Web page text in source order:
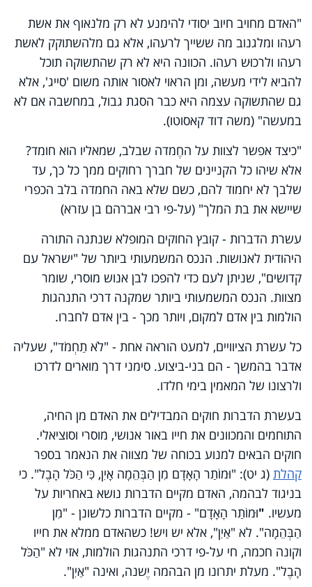
"האדם מחויב חיוב יסודי להימנע לא רק מלנאוף את אשת
רעהו ומלגנוב מה ששייך לרעהו, אלא גם מלהשתוקק לאשת
רעהו ולרכוּש רעהו. הכוונה היא לא רק שהתשוקה תוכל
להביא לידי מעשה, ומן הראוי לאסור אותה משום 'סייג', אלא
גם שהתשוקה עצמה היא כבר הסגת גבול, במחשבה אם לא
במעשה" (משה דוד קאסוטו).
"כיצד אפשר לצוות על החֶמדה שבלב, שמאליו הוא חומד?
אלא שיהו כל הקניינים של חברך רחוקים ממך כל כך, עד
שלבך לא יחמוד להם, כשם שלא באה החמדה בלב הכפרי
שיישא את בת המלך" (על-פי רבי אברהם בן עזרא)
עשרת הדברות - קובץ החוקים המופלא שנתנה התורה
היהודית לאנושות. הנכס המשמעותי ביותר של "ישראל עם
קדושים", שניתן לעם כדי להפכו לבן אנוש מוסרי, שומר
מצוות. הנכס המשמעותי ביותר שמקנה דרכי התנהגות
הולמות בין אדם למקום, ויותר מכך - בין אדם לחברו.
כל עשרת הציוויים, למעט הוראה אחת - "לֹא תַחְמֹד", שעליה
אדבר בהמשך - הם בני-ביצוע. סימני דרך מוארים לדרכו
ולרצונו של המאמין בימי חלדו.
בעשרת הדברות חוקים המבדילים את האדם מן החיה,
התוחמים והמכוונים את חייו באור אנושי, מוסרי וסוציאלי.
חוקים הבאים למנוע בכוחה של מצווה את הנאמר בספר
קהלת (ג יט): "וּמוֹתַר הָאָדָם מִן הַבְּהֵמָה אָיִן, כִּי הַכֹּל הָבֶל". כי
בניגוד לבהמה, האדם מקיים הדברות נושא באחריות על
מעשיו. "וּמוֹתַר הָאָדָם" - מקיים הדברות כלשונן - "מִן
הַבְּהֵמָה". לא "אַיִן", אלא יש ויש! כשהאדם ממלא את חייו
וקונה חכמה, חי על-פי דרכי התנהגות הולמות, אזי לא "הַכֹּל
הָבֶל". מעלת יתרונו מן הבהמה יֶשנה, ואינה "אַיִן".